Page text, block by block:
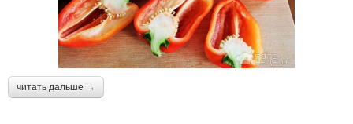
читать дальше →